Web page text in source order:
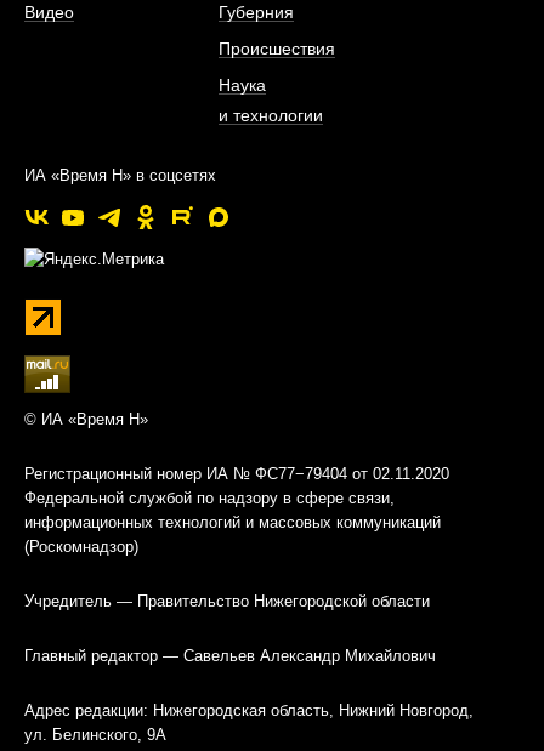
Видео
Губерния
Происшествия
Наука
и технологии
ИА «Время Н» в соцсетях
© ИА «Время Н»
Регистрационный номер ИА № ФС77−79404 от 02.11.2020
Федеральной службой по надзору в сфере связи,
информационных технологий и массовых коммуникаций
(Роскомнадзор)
Учредитель — Правительство Нижегородской области
Главный редактор — Савельев Александр Михайлович
Адрес редакции: Нижегородская область, Нижний Новгород,
ул. Белинского, 9А